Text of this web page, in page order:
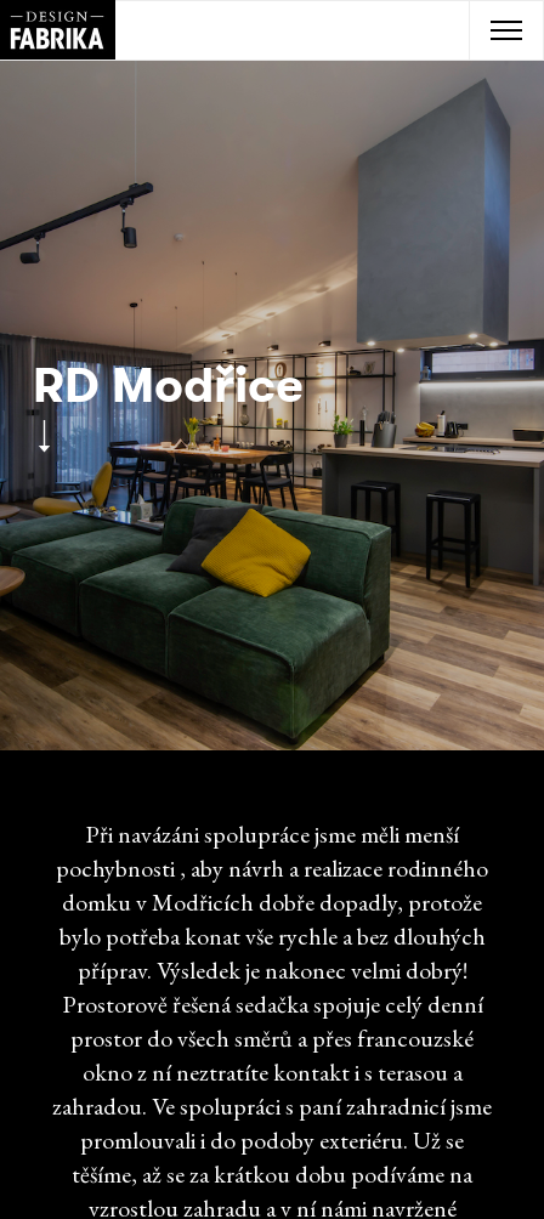
RD Modřice
Při navázáni spolupráce jsme měli menší
pochybnosti , aby návrh a realizace rodinného
domku v Modřicích dobře dopadly, protože
bylo potřeba konat vše rychle a bez dlouhých
příprav. Výsledek je nakonec velmi dobrý!
Prostorově řešená sedačka spojuje celý denní
prostor do všech směrů a přes francouzské
okno z ní neztratíte kontakt i s terasou a
zahradou. Ve spolupráci s paní zahradnicí jsme
promlouvali i do podoby exteriéru. Už se
těšíme, až se za krátkou dobu podíváme na
vzrostlou zahradu a v ní námi navržené